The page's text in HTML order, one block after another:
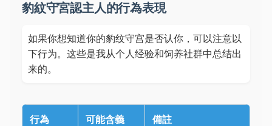
豹紋守宮認主人的行為表現
如果你想知道你的豹纹守宫是否认你，可以注意以
下行为。这些是我从个人经验和饲养社群中总结出
来的。
行為 可能含義 備註